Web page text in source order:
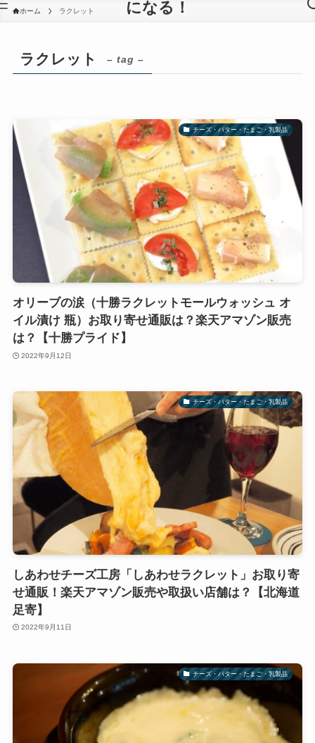
になる！
ホーム ラクレット
ラクレット – tag –
チーズ・バター・たまご・乳製品
オリーブの涙（十勝ラクレットモールウォッシュ オ
イル漬け 瓶）お取り寄せ通販は？楽天アマゾン販売
は？【十勝プライド】
2022年9月12日
チーズ・バター・たまご・乳製品
しあわせチーズ工房「しあわせラクレット」お取り寄
せ通販！楽天アマゾン販売や取扱い店舗は？【北海道
足寄】
2022年9月11日
チーズ・バター・たまご・乳製品